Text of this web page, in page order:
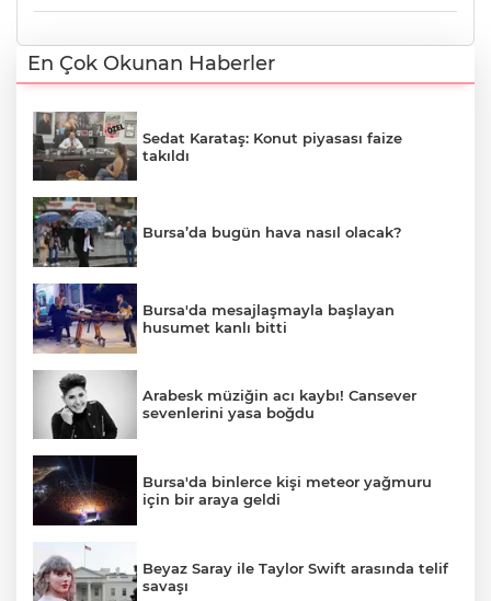
En Çok Okunan Haberler
Sedat Karataş: Konut piyasası faize
takıldı
Bursa’da bugün hava nasıl olacak?
Bursa'da mesajlaşmayla başlayan
husumet kanlı bitti
Arabesk müziğin acı kaybı! Cansever
sevenlerini yasa boğdu
Bursa'da binlerce kişi meteor yağmuru
için bir araya geldi
Beyaz Saray ile Taylor Swift arasında telif
savaşı